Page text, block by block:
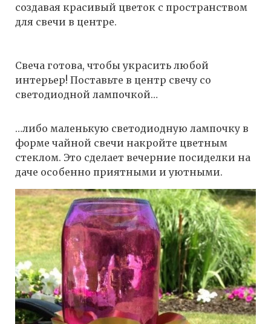
создавая красивый цветок с пространством
для свечи в центре.
Свеча готова, чтобы украсить любой
интерьер! Поставьте в центр свечу со
светодиодной лампочкой…
…либо маленькую светодиодную лампочку в
форме чайной свечи накройте цветным
стеклом. Это сделает вечерние посиделки на
даче особенно приятными и уютными.